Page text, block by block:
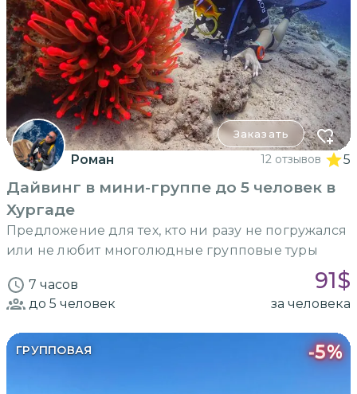
Заказать
Роман 12 отзывов 5
Дайвинг в мини-группе до 5 человек в
Хургаде
Предложение для тех, кто ни разу не погружался
или не любит многолюдные групповые туры
7 часов 91$
до 5 человек за человека
ГРУППОВАЯ -5%